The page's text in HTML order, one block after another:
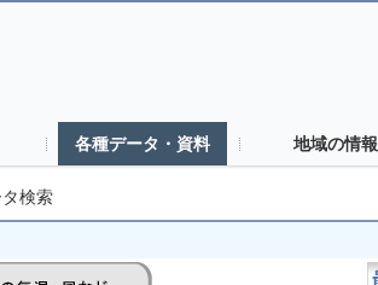
各種データ・資料 地域の情報
検索